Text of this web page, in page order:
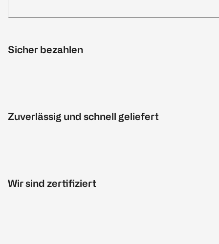
Sicher bezahlen
Zuverlässig und schnell geliefert
Wir sind zertifiziert